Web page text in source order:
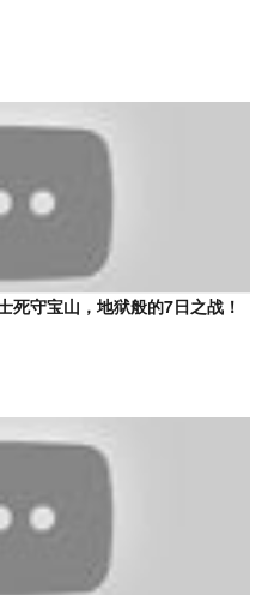
死守宝山，地狱般的7日之战！